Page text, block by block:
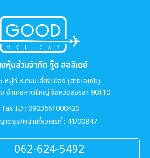
งหุ้นส่วนจำกัด กู๊ด ฮอลิเดย์
หมู่ที่ 3 ถนนเลี่ยงเมือง (สายเอเซีย)
อำเภอหาดใหญ่ จังหวัดสงขลา 90110
Tax ID : 0903561000420
าตธุรกิจนำเที่ยวเลขที่ : 41/00847
062-624-5492